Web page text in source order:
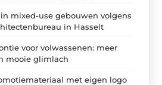
mixed-use gebouwen volgens
in Hasselt
voor volwassenen: meer
mooie glimlach
met eigen logo